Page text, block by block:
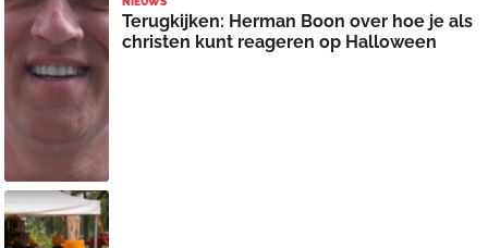
Terugkijken: Herman Boon over hoe je als
christen kunt reageren op Halloween